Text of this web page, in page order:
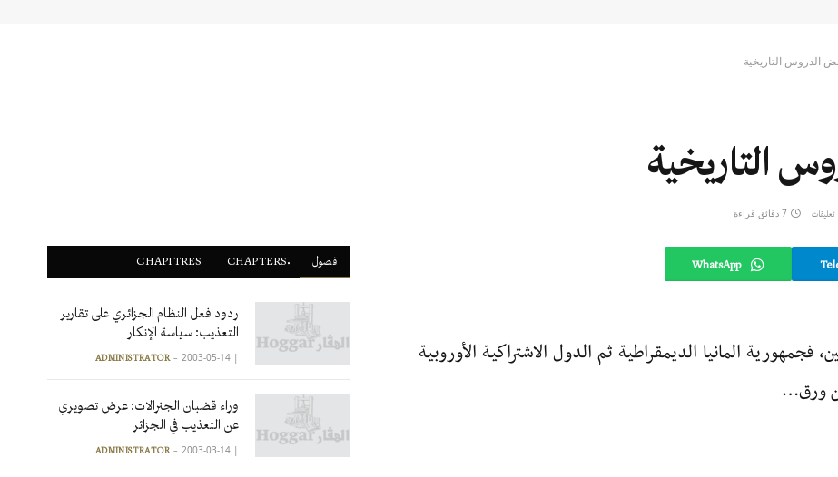
الدروس التاريخية
التاريخية
تعليقات 7 دقائق قراءة
WhatsApp
المانيا الديمقراطية ثم الدول الاشتراكية الأوروبية
ورق…
فصول CHAPITRES
ردود فعل النظام الجزائري على تقارير
التعذيب: سياسة الإنكار
|
ADMINISTRATOR 2003-05-14
وراء قضبان الجنرالات: عرض تصويري
عن التعذيب في الجزائر
|
ADMINISTRATOR 2003-03-14